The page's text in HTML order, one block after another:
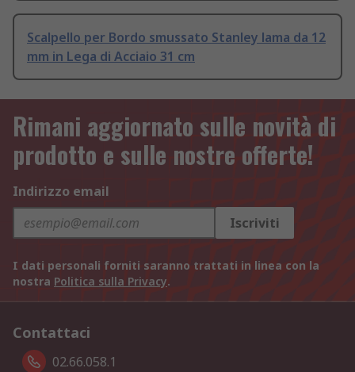
Scalpello per Bordo smussato Stanley lama da 12
mm in Lega di Acciaio 31 cm
Rimani aggiornato sulle novità di
prodotto e sulle nostre offerte!
Indirizzo email
Iscriviti
I dati personali forniti saranno trattati in linea con la
nostra Politica sulla Privacy.
Contattaci
02.66.058.1